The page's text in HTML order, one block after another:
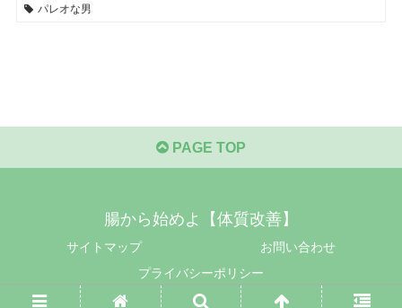
パレオな男
PAGE TOP
腸から始めよ【体質改善】
サイトマップ
お問い合わせ
プライバシーポリシー
© 2017-2026 腸から始めよ【体質改善】.